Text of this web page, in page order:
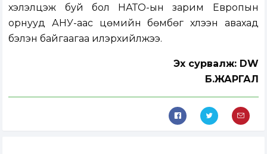
хэлэлцэж буй бол НАТО-ын зарим Европын
орнууд АНУ-аас цөмийн бөмбөг хүлээн авахад
бэлэн байгаагаа илэрхийлжээ.
Эх сурвалж: DW
Б.ЖАРГАЛ